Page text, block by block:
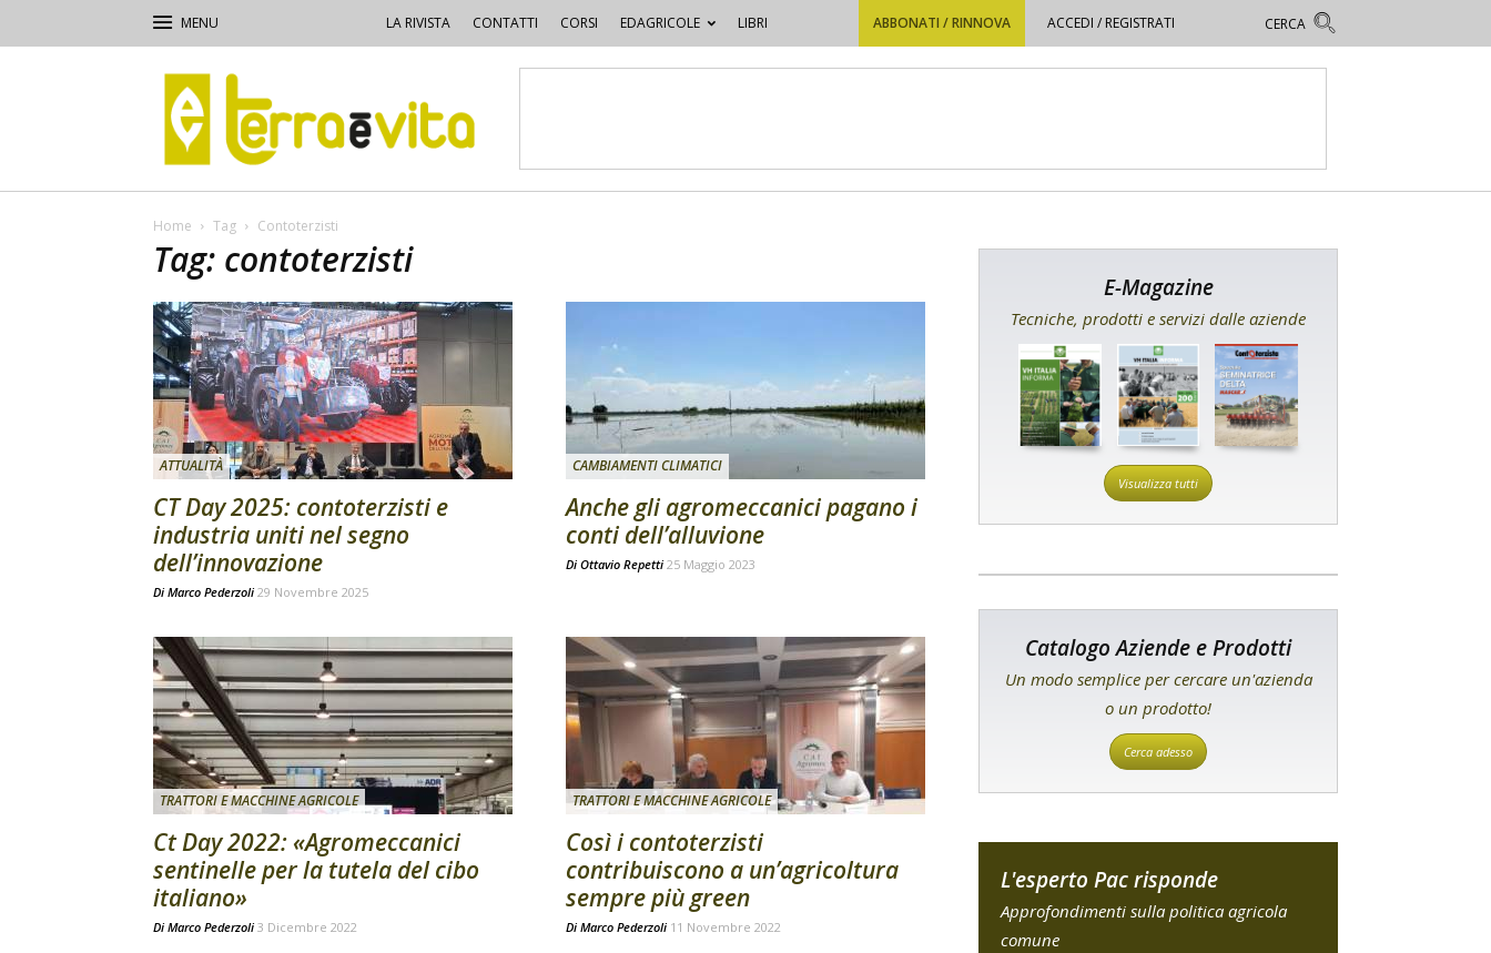
LA RIVISTA CONTATTI CORSI EDAGRICOLE LIBRI ABBONATI / RINNOVA ACCEDI / REGISTRATI
Terra
e
Vita
Home Tag Contoterzisti
Tag: contoterzisti
ATTUALITÀ
CT Day 2025: contoterzisti e
industria uniti nel segno
dell’innovazione
Di Marco Pederzoli 29 Novembre 2025
CAMBIAMENTI CLIMATICI
Anche gli agromeccanici pagano i
conti dell’alluvione
Di Ottavio Repetti 25 Maggio 2023
TRATTORI E MACCHINE AGRICOLE
Ct Day 2022: «Agromeccanici
sentinelle per la tutela del cibo
italiano»
Di Marco Pederzoli 3 Dicembre 2022
TRATTORI E MACCHINE AGRICOLE
Così i contoterzisti
contribuiscono a un’agricoltura
sempre più green
Di Marco Pederzoli 11 Novembre 2022
E-Magazine
Tecniche, prodotti e servizi dalle aziende
Visualizza tutti
Catalogo Aziende e Prodotti
Un modo semplice per cercare un'azienda
o un prodotto!
Cerca adesso
L'esperto Pac risponde
Approfondimenti sulla politica agricola
comune